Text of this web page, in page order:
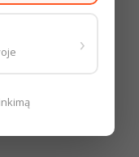
›